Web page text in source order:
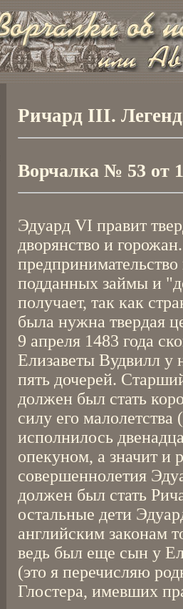
Ричард III.
Ворчалка № 53 от
Эдуард VI правит
дворянство и
подданных займы и
получает, так как
была нужна твердая
9 апреля 1483 года
Елизаветы Вудвилл у
пять дочерей.
должен был стать
силу его малолетства
исполнилось
опекуном, а значит и
совершеннолетия
должен был стать
остальные дети
английским законам
ведь был еще сын у
(это я перечисляю
Глостера, имевших